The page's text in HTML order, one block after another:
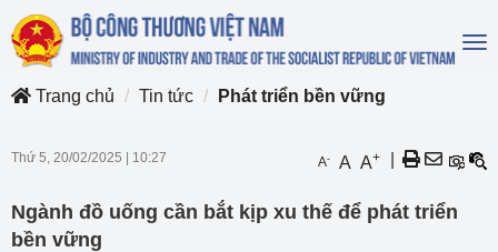
Trang chủ
Tin tức Phát triển bền vững
Thứ 5, 20/02/2025 10:27 A- A A+
Ngành đồ uống cần bắt kịp xu thế để phát triển
bền vững